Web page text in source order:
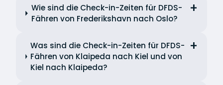
Wie sind die Check-in-Zeiten für DFDS-
Fähren von Frederikshavn nach Oslo?
Was sind die Check-in-Zeiten für DFDS-
Fähren von Klaipeda nach Kiel und von
Kiel nach Klaipeda?